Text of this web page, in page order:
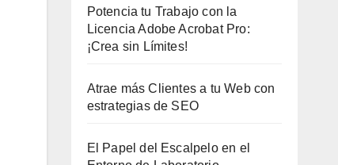
Potencia tu Trabajo con la
Licencia Adobe Acrobat Pro:
¡Crea sin Límites!
Atrae más Clientes a tu Web con
estrategias de SEO
El Papel del Escalpelo en el